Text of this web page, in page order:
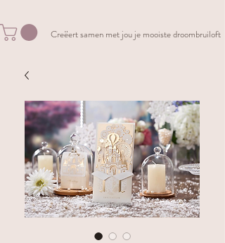
Creëert samen met jou je mooiste droombruiloft